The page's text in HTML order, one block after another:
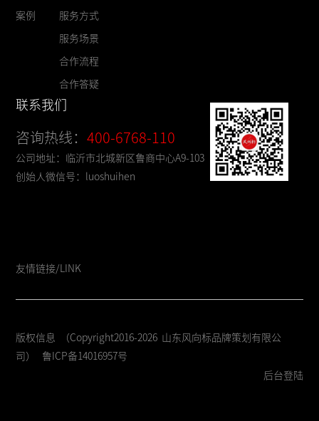
案例 服务方式
服务场景
合作流程
合作答疑
联系我们
咨询热线：400-6768-110
公司地址：临沂市北城新区鲁商中心A9-103
创始人微信号：luoshuihen
友情链接/LINK
版权信息 （Copyright2016-2026 山东风向标品牌策划有限公
司） 鲁ICP备14016957号
后台登陆